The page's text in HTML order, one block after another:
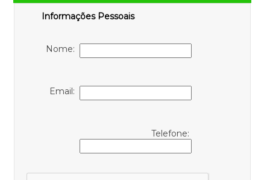
Informações Pessoais
Nome:
Email:
Telefone: